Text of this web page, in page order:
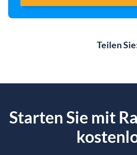
Teilen Sie
Starten Sie mit